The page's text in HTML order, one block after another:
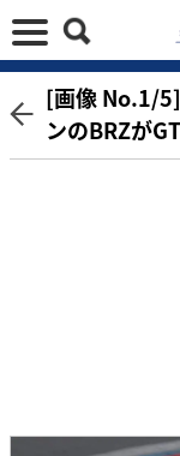
[画像 No.1/
ンのBRZが